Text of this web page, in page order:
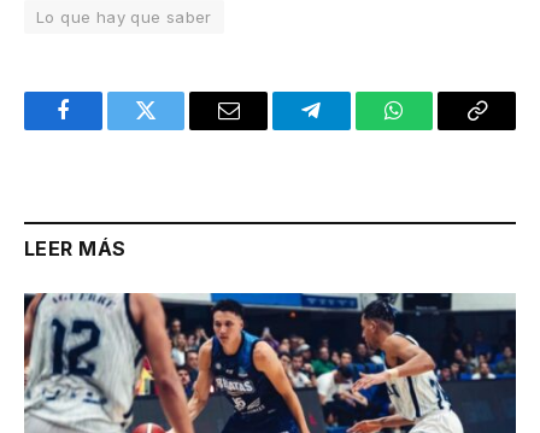
Lo que hay que saber
FacebookTwitter Email TelegramWhatsAppCopy
LEER MÁS